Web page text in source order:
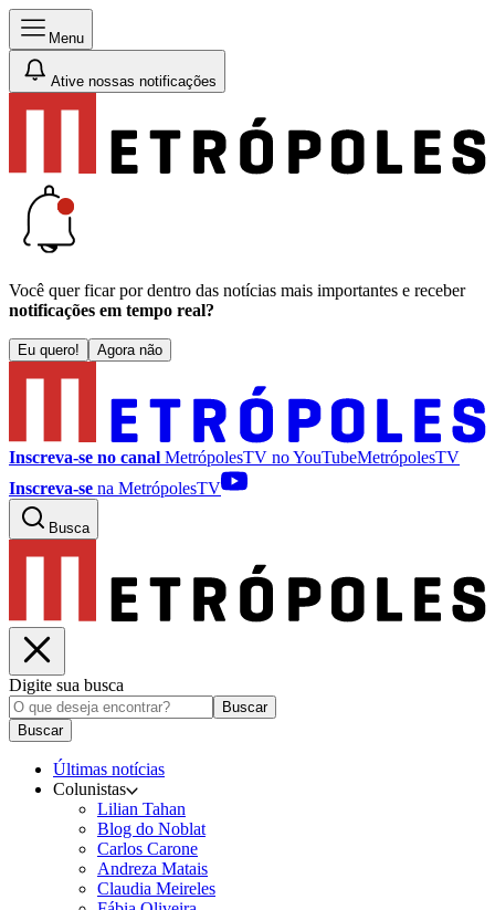
Menu
Ative nossas notificações
Você quer ficar por dentro das notícias mais importantes e receber
notificações em tempo real?
Eu quero! Agora não
Inscreva-se no canal MetrópolesTV noYouTubeMetrópolesTV
Inscreva-se na MetrópolesTV
Busca
Digite sua busca
Buscar
Buscar
Últimas notícias
Colunistas
Lilian Tahan
Blog do Noblat
Carlos Carone
Andreza Matais
Claudia Meireles